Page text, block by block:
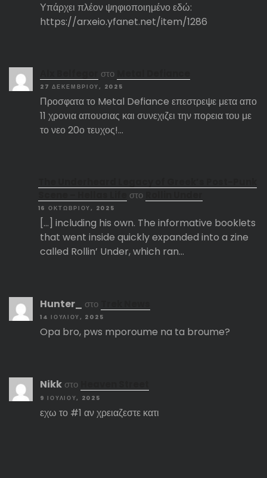
Υπάρχει πλέον ψηφιοποιημένο εδώ:
https://arxeio.yfanet.net/item/1286
στο
27 ΔΕΚΕΜΒΡΊΟΥ, 2025
Προσφατα το Metal Defiance επεστρεψε μετα απο
11 χρονια απουσιας και συνεχιζει την πορεια του με
το νεο 20ο τευχος!…
στο
16 ΟΚΤΩΒΡΊΟΥ, 2025
[…] including his own. The informative booklets
that went inside quickly expanded into a zine
called Rollin’ Under, which ran…
Hunter_ στο
14 ΙΟΥΛΊΟΥ, 2025
Opa bro, pws mporoume na ta broume?
Nikk στο
9 ΙΟΥΛΊΟΥ, 2025
εχω το #1 αν χρειαζεστε κατι